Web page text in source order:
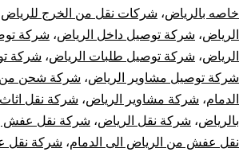
خاصه بالرياض، شركات نقل من الخرج للرياض
الرياض، شركة توصيل داخل الرياض، شركة
الرياض، شركة توصيل طلبات الرياض، شركة
شركة توصيل مشاوير الرياض، شركة شحن من
الدمام، شركة مشاوير الرياض، شركة نقل اثاث
بالرياض، شركة نقل الرياض، شركة نقل عفش
نقل عفش من الرياض الى الدمام، شركة نقل